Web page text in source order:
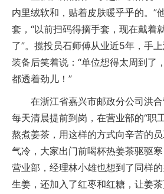
内里绒软和，贴着皮肤暖乎乎的。”
套，“以前扫码得摘手套，现在戴着
了”。揽投员石师傅从业近5年，手
装备后笑着说：“单位想得太周到了
都透着劲儿！”
在浙江省嘉兴市邮政分公司洪合
每天清晨提前到岗，在营业部的“职
熬煮姜茶，用这样的方式向辛苦的
气冷，大家出门前喝杯热姜茶驱驱
营业部，经理林小雄也想到了同样
生姜，还加入了红枣和红糖，让姜